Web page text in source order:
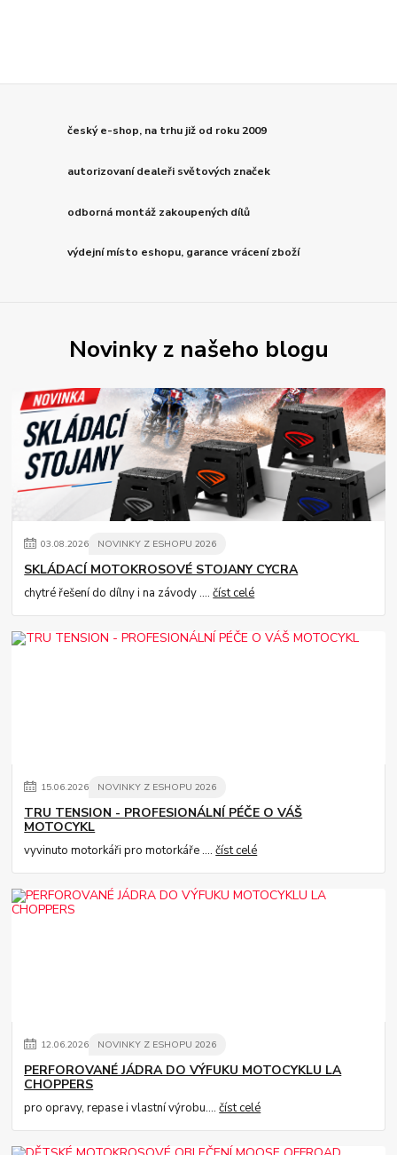
český e-shop, na trhu již od roku 2009
autorizovaní dealeři světových značek
odborná montáž zakoupených dílů
výdejní místo eshopu, garance vrácení zboží
Novinky z našeho blogu
03.08.2026 NOVINKY Z ESHOPU 2026
SKLÁDACÍ MOTOKROSOVÉ STOJANY CYCRA
chytré řešení do dílny i na závody ....číst celé
15.06.2026 NOVINKY Z ESHOPU 2026
TRU TENSION - PROFESIONÁLNÍ PÉČE O VÁŠ
MOTOCYKL
vyvinuto motorkáři pro motorkáře ....číst celé
12.06.2026 NOVINKY Z ESHOPU 2026
PERFOROVANÉ JÁDRA DO VÝFUKU MOTOCYKLU LA
CHOPPERS
pro opravy, repase i vlastní výrobu....číst celé